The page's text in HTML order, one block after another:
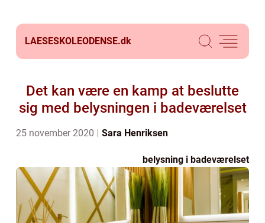
LAESESKOLEODENSE.dk
Det kan være en kamp at beslutte
sig med belysningen i badeværelset
25 november 2020 Sara Henriksen
belysning i badeværelset